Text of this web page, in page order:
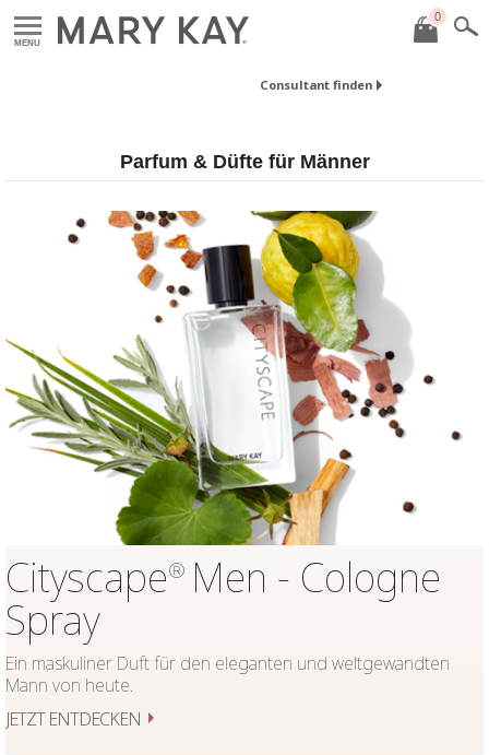
MENU
0
Consultant finden
Parfum & Düfte für Männer
Cityscape® Men - Cologne
Spray
Ein maskuliner Duft für den eleganten und weltgewandten
Mann von heute.
JETZT ENTDECKEN